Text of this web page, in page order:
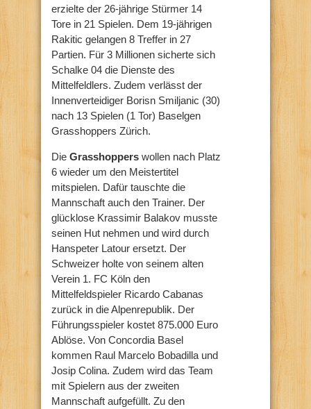
erzielte der 26-jährige Stürmer 14
Tore in 21 Spielen. Dem 19-jährigen
Rakitic gelangen 8 Treffer in 27
Partien. Für 3 Millionen sicherte sich
Schalke 04 die Dienste des
Mittelfeldlers. Zudem verlässt der
Innenverteidiger Borisn Smiljanic (30)
nach 13 Spielen (1 Tor) Baselgen
Grasshoppers Zürich.
Die Grasshoppers wollen nach Platz
6 wieder um den Meistertitel
mitspielen. Dafür tauschte die
Mannschaft auch den Trainer. Der
glücklose Krassimir Balakov musste
seinen Hut nehmen und wird durch
Hanspeter Latour ersetzt. Der
Schweizer holte von seinem alten
Verein 1. FC Köln den
Mittelfeldspieler Ricardo Cabanas
zurück in die Alpenrepublik. Der
Führungsspieler kostet 875.000 Euro
Ablöse. Von Concordia Basel
kommen Raul Marcelo Bobadilla und
Josip Colina. Zudem wird das Team
mit Spielern aus der zweiten
Mannschaft aufgefüllt. Zu den